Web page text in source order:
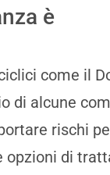
è
come il
di alcune
rischi
opzioni di